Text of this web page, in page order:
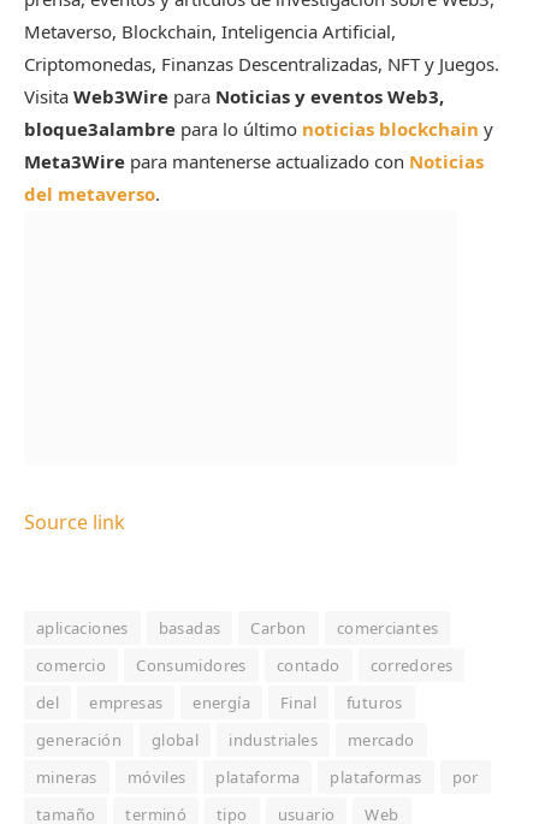
Metaverso, Blockchain, Inteligencia Artificial,
Criptomonedas, Finanzas Descentralizadas, NFT y Juegos.
Visita Web3Wire para Noticias y eventos Web3,
bloque3alambre para lo último noticias blockchain y
Meta3Wire para mantenerse actualizado con Noticias
del metaverso.
Source link
aplicaciones basadas Carbon
comerciantes
comercio
Consumidores contado
corredores
del
empresas energía Final
futuros
generación
global industriales
mercado
mineras
móviles plataforma plataformas
por
tamaño
terminó tipo usuario Web